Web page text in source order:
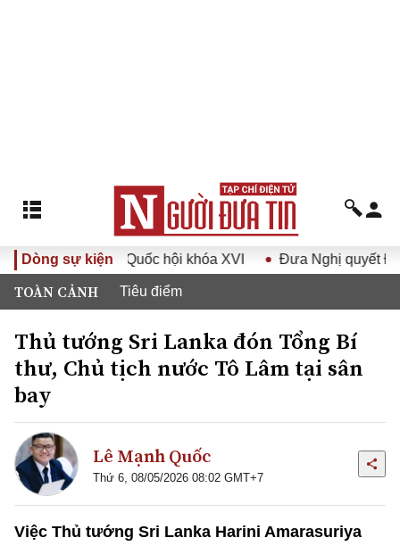
Dòng sự kiện
thứ nhất, Quốc hội khóa XVI Đưa Nghị quyết Đại hội
TOÀN CẢNH Tiêu điểm
Thủ tướng Sri Lanka đón Tổng Bí
thư, Chủ tịch nước Tô Lâm tại sân
bay
Lê Mạnh Quốc
Thứ 6, 08/05/2026 08:02 GMT+7
Việc Thủ tướng Sri Lanka Harini Amarasuriya